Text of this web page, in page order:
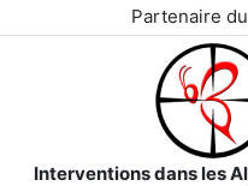
Partenaire
Interventions dans les